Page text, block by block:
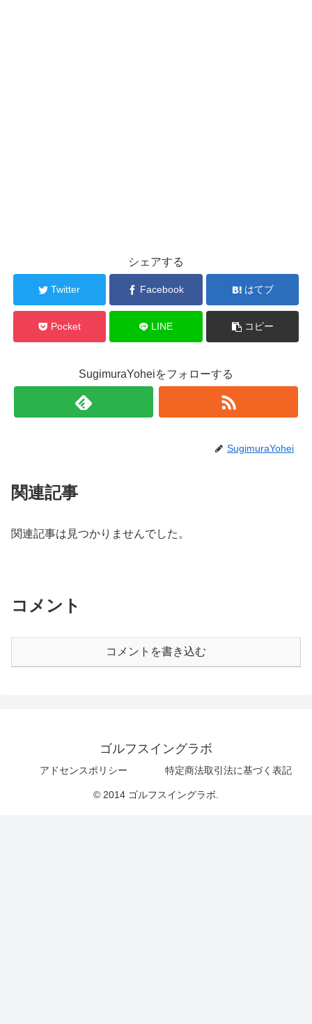
シェアする
Twitter Facebook はてブ
Pocket LINE コピー
SugimuraYoheiをフォローする
SugimuraYohei
関連記事
関連記事は見つかりませんでした。
コメント
コメントを書き込む
ゴルフスイングラボ
アドセンスポリシー 特定商法取引法に基づく表記
© 2014 ゴルフスイングラボ.